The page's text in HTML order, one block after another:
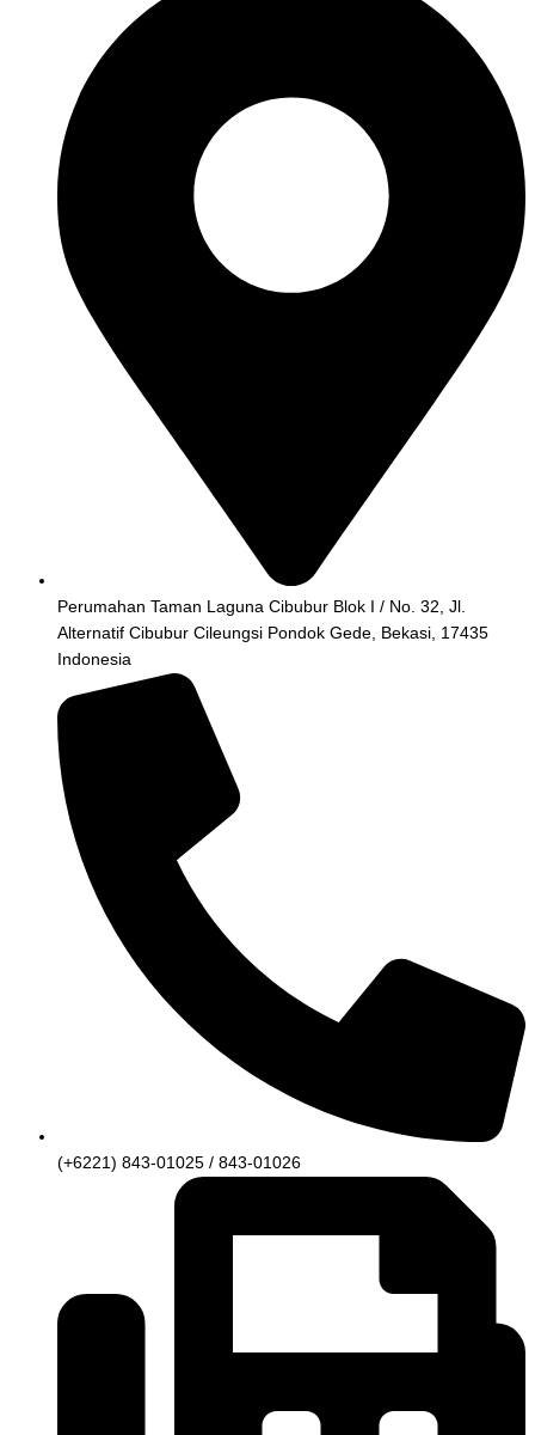
Perumahan Taman Laguna Cibubur Blok I / No. 32, Jl.
Alternatif Cibubur Cileungsi Pondok Gede, Bekasi, 17435
Indonesia
(+6221) 843-01025 / 843-01026